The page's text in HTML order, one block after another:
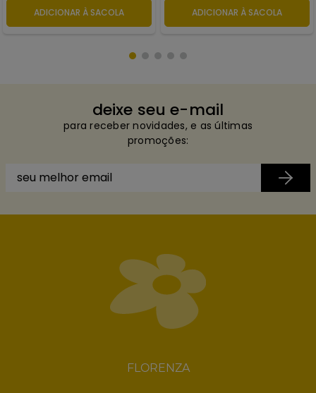
ADICIONAR À SACOLA ADICIONAR À SACOLA
deixe seu e-mail
para receber novidades, e as últimas
promoções:
FLORENZA